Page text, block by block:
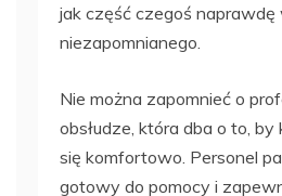
jak część czegoś
niezapomnianego.
Nie można zapomnieć o
obsłudze, która dba o to, by
się komfortowo. Personel
gotowy do pomocy i